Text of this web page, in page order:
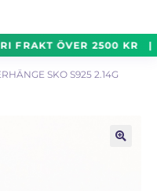
ÖVER
SKO S925 2.14G